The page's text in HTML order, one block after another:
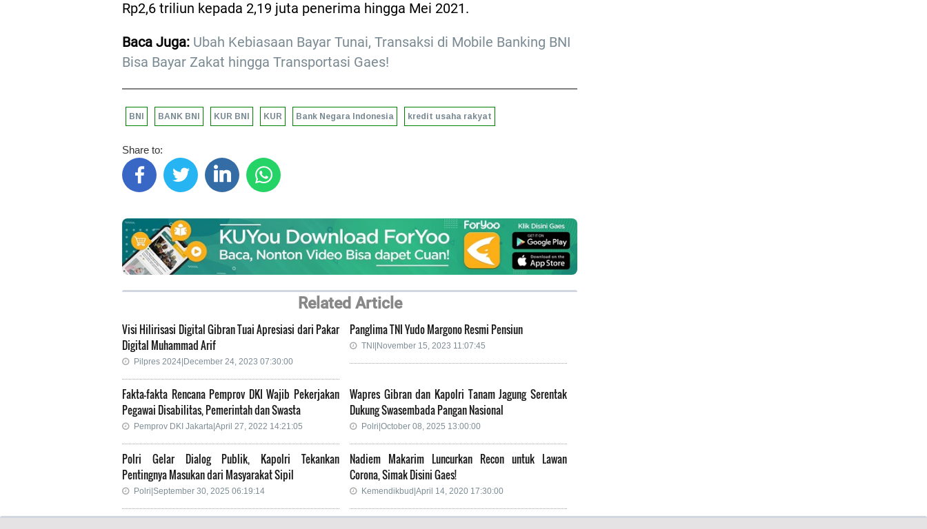
Rp2,6 triliun kepada 2,19 juta penerima hingga Mei 2021.
Baca Juga: Ubah Kebiasaan Bayar Tunai, Transaksi di Mobile Banking BNI
Bisa Bayar Zakat hingga Transportasi Gaes!
BNI BANK BNI KUR BNI KUR Bank Negara Indonesia kredit usaha rakyat
Share to:
Related Article
Visi Hilirisasi Digital Gibran Tuai Apresiasi dari Pakar
Digital Muhammad Arif
Pilpres 2024|December 24, 2023 07:30:00
Panglima TNI Yudo Margono Resmi Pensiun
TNI|November 15, 2023 11:07:45
Fakta-fakta Rencana Pemprov DKI Wajib Pekerjakan
Pegawai Disabilitas, Pemerintah dan Swasta
Pemprov DKI Jakarta|April 27, 2022 14:21:05
Wapres Gibran dan Kapolri Tanam Jagung Serentak
Dukung Swasembada Pangan Nasional
Polri|October 08, 2025 13:00:00
Polri Gelar Dialog Publik, Kapolri Tekankan
Pentingnya Masukan dari Masyarakat Sipil
Polri|September 30, 2025 06:19:14
Nadiem Makarim Luncurkan Recon untuk Lawan
Corona, Simak Disini Gaes!
Kemendikbud|April 14, 2020 17:30:00